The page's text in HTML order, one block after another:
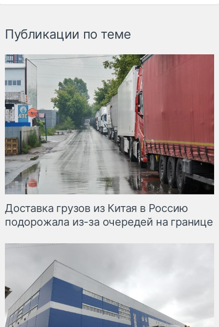
Публикации по теме
Доставка грузов из Китая в Россию
подорожала из-за очередей на границе